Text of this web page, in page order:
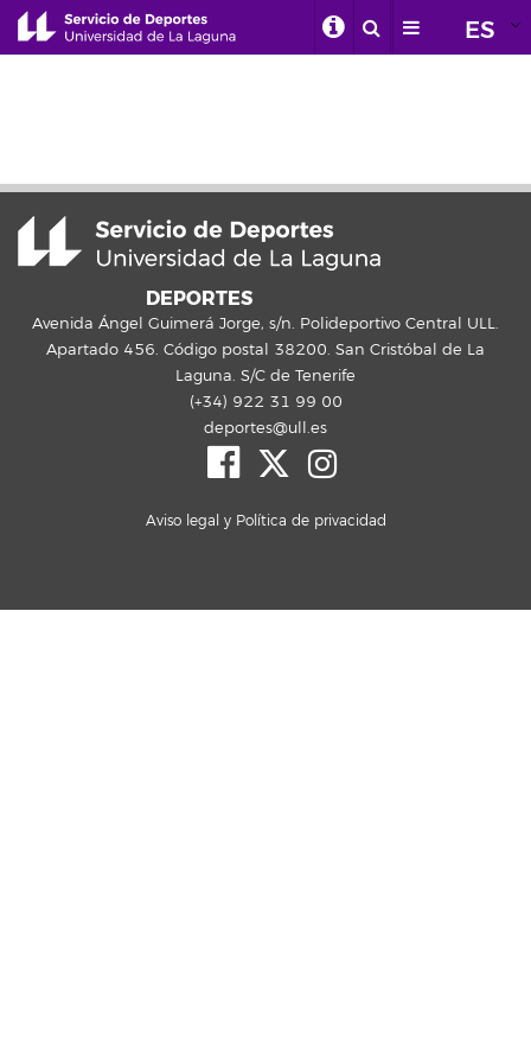
ES
DEPORTES
Avenida Ángel Guimerá Jorge, s/n. Polideportivo Central ULL.
Apartado 456. Código postal 38200. San Cristóbal de La
Laguna. S/C de Tenerife
(+34) 922 31 99 00
deportes@ull.es
Aviso legal y Política de privacidad